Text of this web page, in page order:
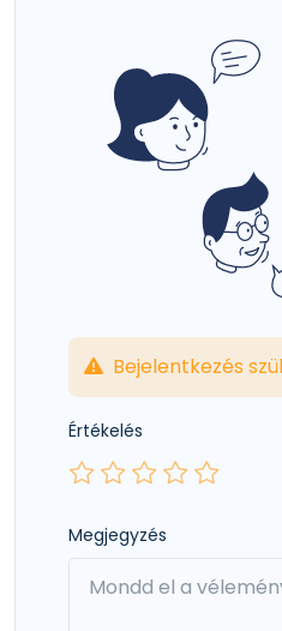
Bejelentkezés
Értékelés
Megjegyzés